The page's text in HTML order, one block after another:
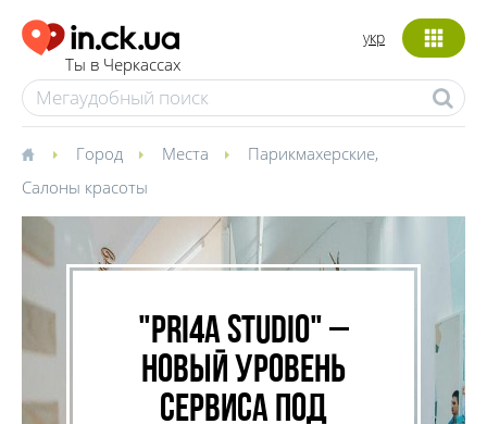
Ты в Черкассах
укр
Город Места Парикмахерские,
Салоны красоты
"Pri4a Studio" –
новый уровень
сервиса под